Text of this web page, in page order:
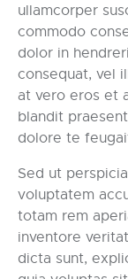
ullamcorper
commodo
dolor in
consequat, vel
at vero eros et
blandit
dolore te
Sed ut
voluptatem
totam rem
inventore
dicta sunt,